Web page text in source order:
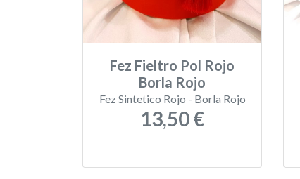
Fez Fieltro Pol Rojo
Borla Rojo
Fez Sintetico Rojo - Borla Rojo
13,50 €